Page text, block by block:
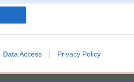
Data Access Privacy Policy